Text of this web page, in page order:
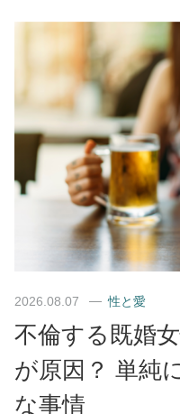
2026.08.07 性と愛
不倫する既婚
が原因？ 単純
な事情